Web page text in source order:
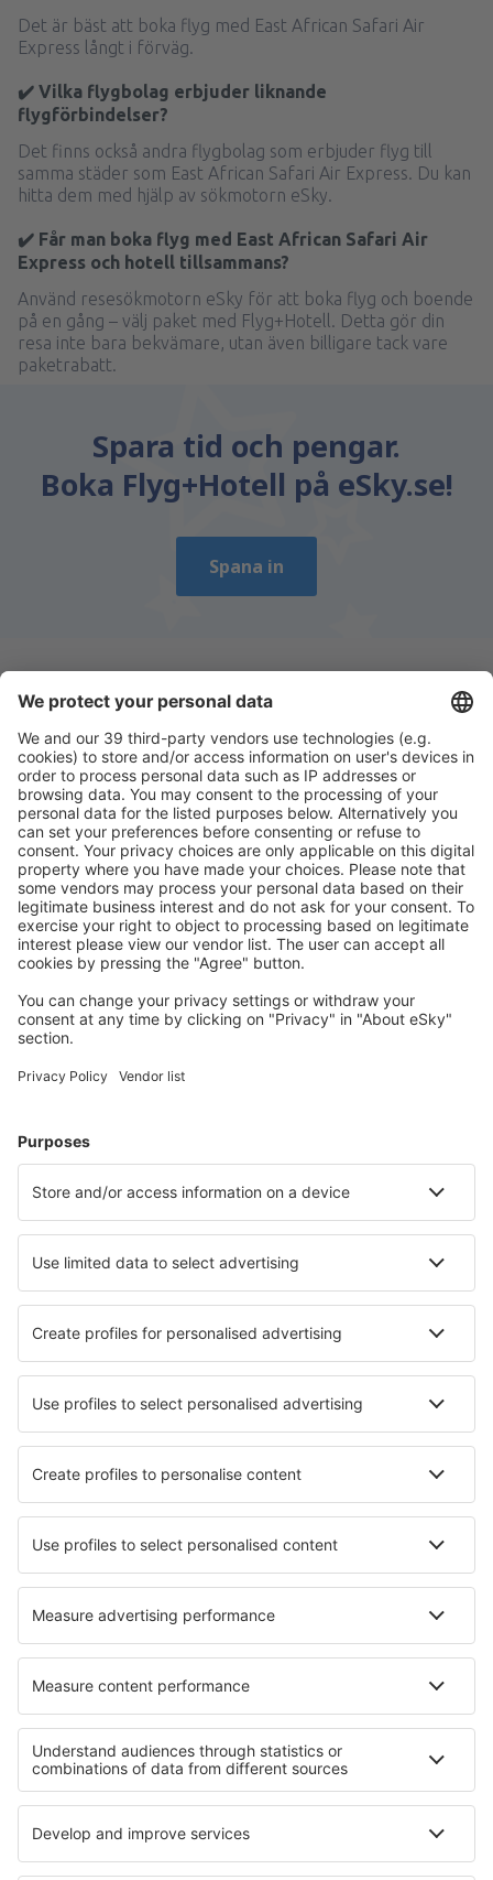
Det är bäst att boka flyg med East African Safari Air
Express långt i förväg.
✔️ Vilka flygbolag erbjuder liknande
flygförbindelser?
Det finns också andra flygbolag som erbjuder flyg till
samma städer som East African Safari Air Express. Du kan
hitta dem med hjälp av sökmotorn eSky.
✔️ Får man boka flyg med East African Safari Air
Express och hotell tillsammans?
Använd resesökmotorn eSky för att boka flyg och boende
på en gång – välj paket med Flyg+Hotell. Detta gör din
resa inte bara bekvämare, utan även billigare tack vare
paketrabatt.
Spara tid och pengar.
Boka Flyg+Hotell på eSky.se!
Spana in
Ladda ner vår appför att enkelt planera
dina resor
Planera din resa
Billiga flyg
Weekendresor
Flyg+Hotell
Hotell
Transfer
Sevärdheter
Sportevenemang
Läs mer
Mobilapp
Flygbolag
SAS
Ryanair
Lufthansa
Norwegian
WizzAir
Om eSky
Köpvillkor
Mina bokningar
Integritetspolicy
Support och kontakt
Integritet